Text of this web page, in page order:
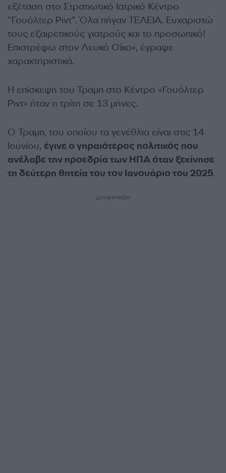
εξέταση στο Στρατιωτικό Ιατρικό Κέντρο
”Γουόλτερ Ριντ”. Όλα πήγαν ΤΕΛΕΙΑ. Ευχαριστώ
τους εξαιρετικούς γιατρούς και το προσωπικό!
Επιστρέφω στον Λευκό Οίκο», έγραψε
χαρακτηριστικά.
Η επίσκεψη του Τραμπ στο Κέντρο «Γουόλτερ
Ριντ» ήταν η τρίτη σε 13 μήνες.
Ο Τραμπ, του οποίου τα γενέθλια είναι στις 14
Ιουνίου, έγινε ο γηραιότερος πολιτικός που
ανέλαβε την προεδρία των ΗΠΑ όταν ξεκίνησε
τη δεύτερη θητεία του τον Ιανουάριο του 2025.
ΔΙΑΦΗΜΙΣΗ